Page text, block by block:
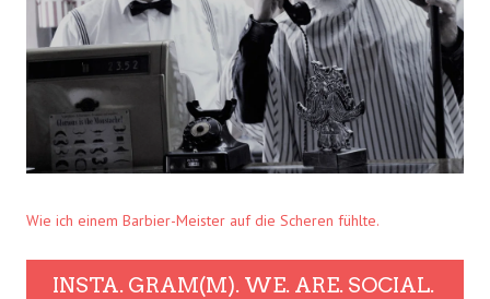
Wie ich einem Barbier-Meister auf die Scheren fühlte.
INSTA. GRAM(M). WE. ARE. SOCIAL.